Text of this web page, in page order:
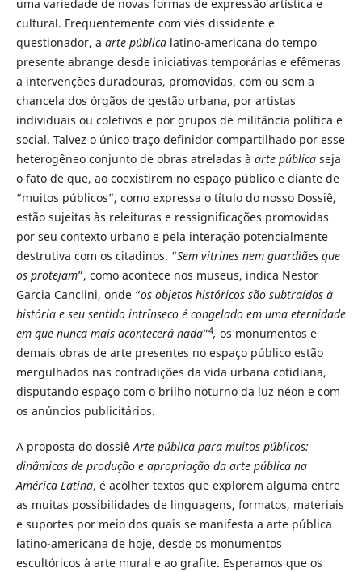
uma variedade de novas formas de expressão artística e
cultural. Frequentemente com viés dissidente e
questionador, a arte pública latino-americana do tempo
presente abrange desde iniciativas temporárias e efêmeras
a intervenções duradouras, promovidas, com ou sem a
chancela dos órgãos de gestão urbana, por artistas
individuais ou coletivos e por grupos de militância política e
social. Talvez o único traço definidor compartilhado por esse
heterogêneo conjunto de obras atreladas à arte pública seja
o fato de que, ao coexistirem no espaço público e diante de
“muitos públicos”, como expressa o título do nosso Dossiê,
estão sujeitas às releituras e ressignificações promovidas
por seu contexto urbano e pela interação potencialmente
destrutiva com os citadinos. “Sem vitrines nem guardiães que
os protejam”, como acontece nos museus, indica Nestor
Garcia Canclini, onde “os objetos históricos são subtraídos à
história e seu sentido intrínseco é congelado em uma eternidade
em que nunca mais acontecerá nada”4, os monumentos e
demais obras de arte presentes no espaço público estão
mergulhados nas contradições da vida urbana cotidiana,
disputando espaço com o brilho noturno da luz néon e com
os anúncios publicitários.
A proposta do dossiêArte pública para muitos públicos:
dinâmicas de produção e apropriação da arte pública na
América Latina, é acolher textos que explorem alguma entre
as muitas possibilidades de linguagens, formatos, materiais
e suportes por meio dos quais se manifesta a arte pública
latino-americana de hoje, desde os monumentos
escultóricos à arte mural e ao grafite. Esperamos que os